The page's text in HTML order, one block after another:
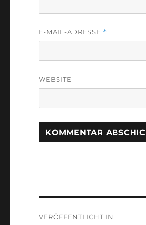
E-MAIL-ADRESSE *
WEBSITE
VERÖFFENTLICHT IN